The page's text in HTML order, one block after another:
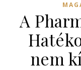
A
nem